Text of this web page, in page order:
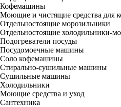
Кофемашины
Моющие и чистящие средства для
Отдельностоящие морозильники
Отдельностоящие холодильники-
Подогреватели посуды
Посудомоечные машины
Соло кофемашины
Стирально-сушильные машины
Сушильные машины
Холодильники
Моющие средства и уход
Сантехника